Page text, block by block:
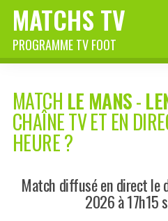
MATCHS TV
PROGRAMME TV FOOT
MATCH LE MANS-
CHAÎNE TV ET EN
HEURE ?
Match diffusé en direct le
2026 à 17h15